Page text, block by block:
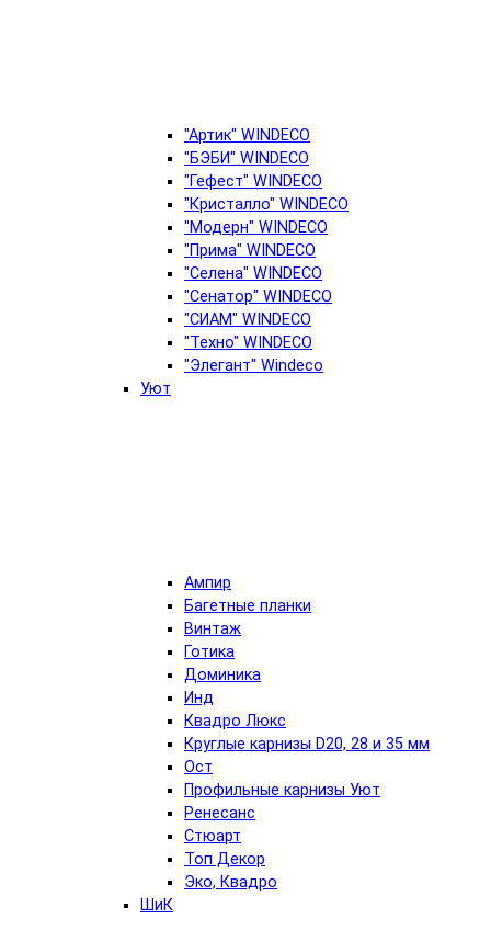
"Артик" WINDECO
"БЭБИ" WINDECO
"Гефест" WINDECO
"Кристалло" WINDECO
"Модерн" WINDECO
"Прима" WINDECO
"Селена" WINDECO
"Сенатор" WINDECO
"СИАМ" WINDECO
"Техно" WINDECO
"Элегант" Windeco
Уют
Ампир
Багетные планки
Винтаж
Готика
Доминика
Инд
Квадро Люкс
Круглые карнизы D20, 28 и 35 мм
Ост
Профильные карнизы Уют
Ренесанс
Стюарт
Топ Декор
Эко, Квадро
ШиК